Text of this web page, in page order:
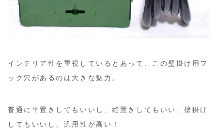
インテリア性を重視しているとあって、この壁掛け用フ
ック穴があるのは大きな魅力。
普通に平置きしてもいいし、縦置きしてもいい、壁掛け
してもいいし、汎用性が高い！